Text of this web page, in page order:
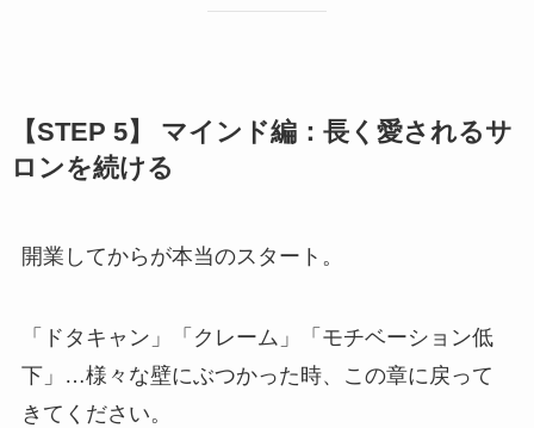
【STEP 5】 マインド編：長く愛されるサ
ロンを続ける
開業してからが本当のスタート。
「ドタキャン」「クレーム」「モチベーション低
下」…様々な壁にぶつかった時、この章に戻って
きてください。